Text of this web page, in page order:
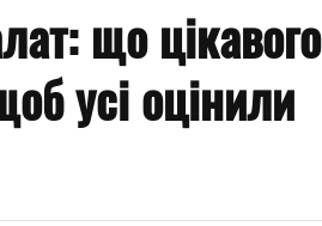
що цікавого
усі оцінили